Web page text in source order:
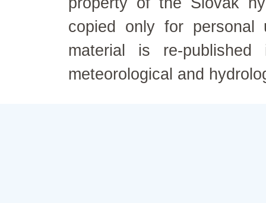
copied only for personal
material is re-
meteorological and